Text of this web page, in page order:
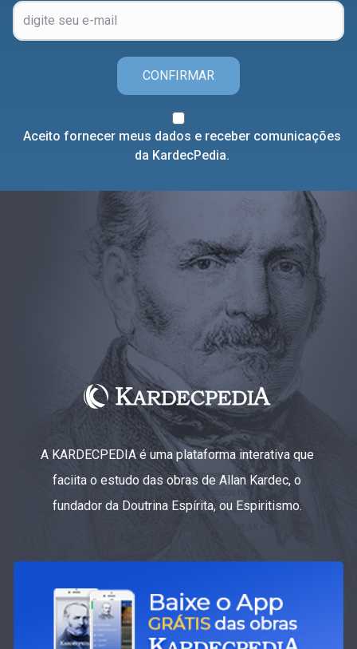
CONFIRMAR
Aceito fornecer meus dados e receber comunicações
da KardecPedia.
A KARDECPEDIA é uma plataforma interativa que
faciita o estudo das obras de Allan Kardec, o
fundador da Doutrina Espírita, ou Espiritismo.